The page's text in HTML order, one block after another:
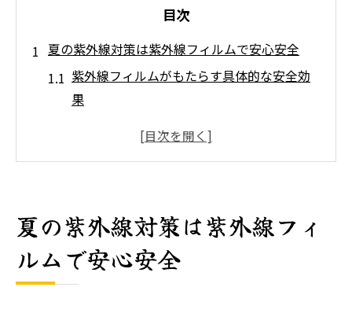
目次
夏の紫外線対策は紫外線フィルムで安心安全
紫外線フィルムがもたらす具体的な安全効
果
紫外線フィルムの導入で安心できる理由
方
紫外線フィルムを導入すべき家庭の特徴
紫外線フィルムが家族の健康を守る理由とは
夏の紫外線対策は紫外線フィ
ルムで安心安全